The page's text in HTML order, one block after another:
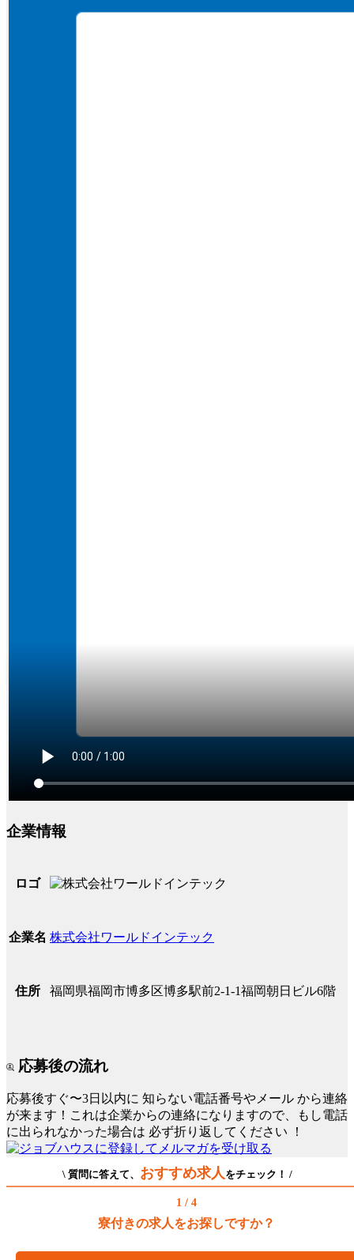
企業情報
ロゴ
企業名 株式会社ワールドインテック
住所 福岡県福岡市博多区博多駅前2-1-1福岡朝日ビル6階
応募後の流れ
応募後すぐ〜3日以内に 知らない電話番号やメール から連絡
が来ます！これは企業からの連絡になりますので、もし電話
に出られなかった場合は 必ず折り返してください ！
\ 質問に答えて、 おすすめ求人をチェック！ /
1 / 4
寮付きの求人をお探しですか？